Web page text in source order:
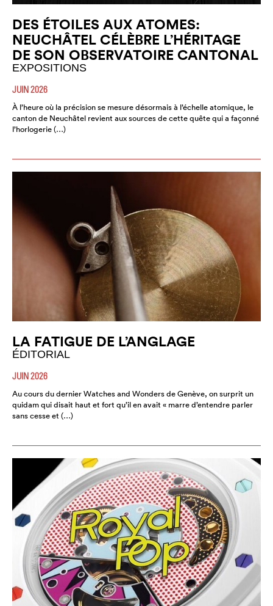
DES ÉTOILES AUX ATOMES:
NEUCHÂTEL CÉLÈBRE L’HÉRITAGE
DE SON OBSERVATOIRE CANTONAL
EXPOSITIONS
JUIN 2026
À l’heure où la précision se mesure désormais à l’échelle atomique, le
canton de Neuchâtel revient aux sources de cette quête qui a façonné
l’horlogerie (…)
LA FATIGUE DE L’ANGLAGE
ÉDITORIAL
JUIN 2026
Au cours du dernier Watches and Wonders de Genève, on surprit un
quidam qui disait haut et fort qu’il en avait « marre d’entendre parler
sans cesse et (…)